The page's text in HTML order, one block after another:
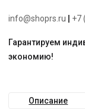
info@shoprs.ru +7
Гарантируем
экономию!
Описание